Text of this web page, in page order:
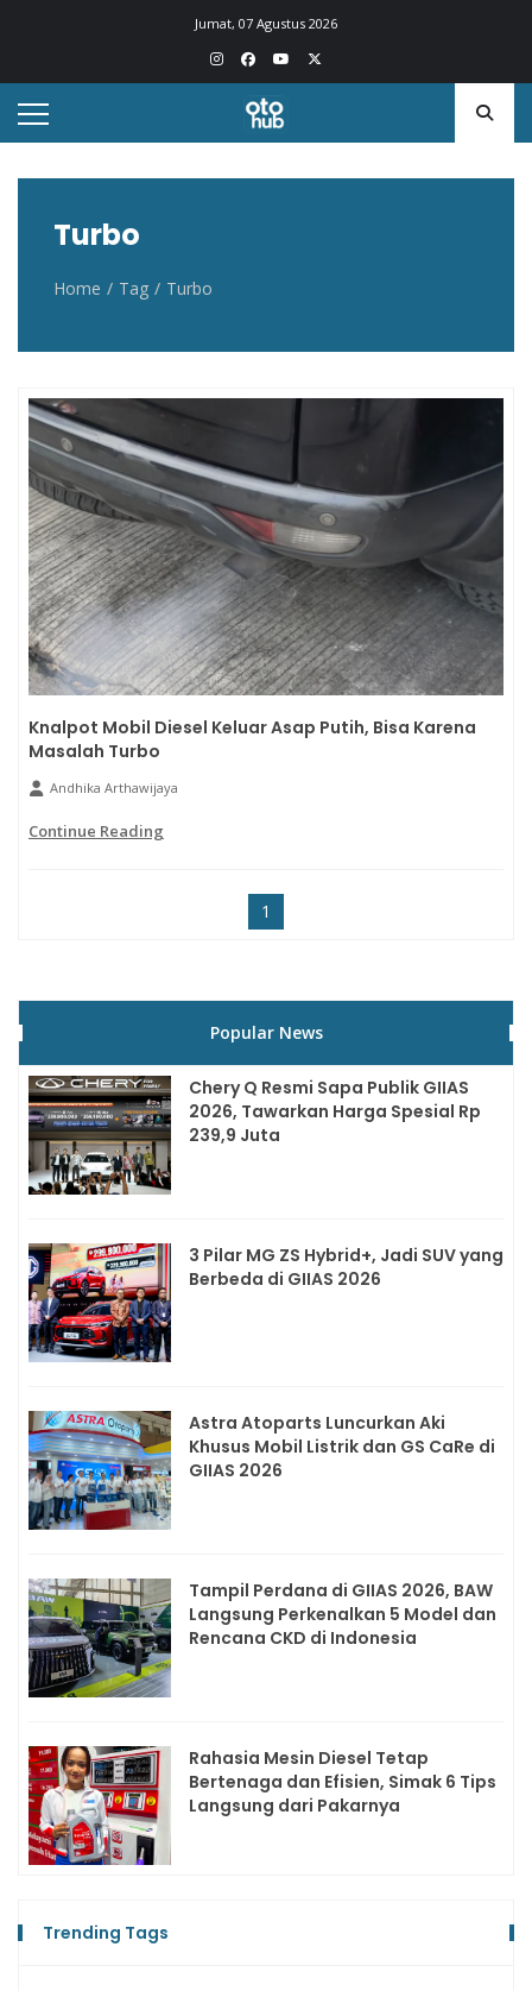
Jumat, 07 Agustus 2026
Otohub.co
Portal berita otomotif Indonesia terkini
Turbo
Home Tag Turbo
Knalpot Mobil Diesel Keluar Asap Putih, Bisa Karena
Masalah Turbo
Andhika Arthawijaya
Continue Reading
1
Popular News
Chery Q Resmi Sapa Publik GIIAS
2026, Tawarkan Harga Spesial Rp
239,9 Juta
3 Pilar MG ZS Hybrid+, Jadi SUV yang
Berbeda di GIIAS 2026
Astra Atoparts Luncurkan Aki
Khusus Mobil Listrik dan GS CaRe di
GIIAS 2026
Tampil Perdana di GIIAS 2026, BAW
Langsung Perkenalkan 5 Model dan
Rencana CKD di Indonesia
Rahasia Mesin Diesel Tetap
Bertenaga dan Efisien, Simak 6 Tips
Langsung dari Pakarnya
Trending Tags